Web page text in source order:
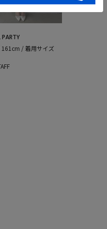
PARTY
161cm / 着用サイズ